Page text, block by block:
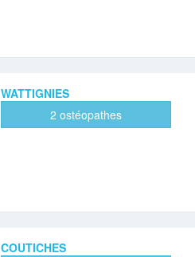
WATTIGNIES
2 ostéopathes
COUTICHES